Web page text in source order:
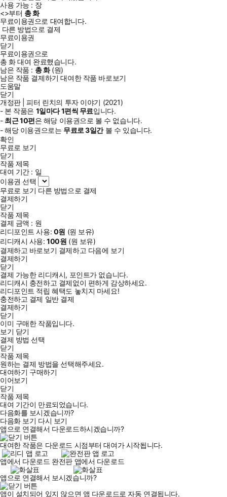
사용 가능 : 장
<>부터 총화
무료이용권으로 대여합니다.
다른 방법으로 결제
무료이용권
닫기
무료이용권으로
총 화대여 완료했습니다.
남은 작품 : 총화(원)
남은 작품 결제하기 대여한 작품 바로보기
도움말
닫기
개정판 | 피터 린치의 투자 이야기 (2021)
- 본 작품은 1일마다1편씩 무료입니다.
- 최근10편은 해당 이용권으로 볼 수 없습니다.
- 해당 이용권으로는 무료로3일간볼 수 있습니다.
확인
무료로 보기
닫기
작품 제목
대여 기간 : 일
이용권 선택
무료로 보기 다른 방법으로 결제
결제하기
닫기
작품 제목
결제 금액 : 원
리디포인트 사용: 0원 (원 보유)
리디캐시 사용:100원 (원 보유)
결제하고 바로보기 결제하고 다음에 보기
결제하기
닫기
결제 가능한 리디캐시, 포인트가 없습니다.
리디캐시 충전하고 결제없이 편하게 감상하세요.
리디포인트 적립 혜택도 놓치지 마세요!
충전하고 결제 일반 결제
결제하기
닫기
이미 구매한 작품입니다.
보기 닫기
결제 방법 선택
닫기
작품 제목
원하는 결제 방법을 선택해주세요.
대여하기 구매하기
이어보기
닫기
작품 제목
대여 기간이 만료되었습니다.
다음화를 보시겠습니까?
다음화 보기 다시 보기
앱으로 연결해서 다운로드하시겠습니까?
대여한 작품은 다운로드 시점부터 대여가 시작됩니다.
앱에서 다운로드 완전판 앱에서 다운로드
앱으로 연결해서 보시겠습니까?
앱이 설치되어 있지 않으면 앱 다운로드로 자동 연결됩니다.